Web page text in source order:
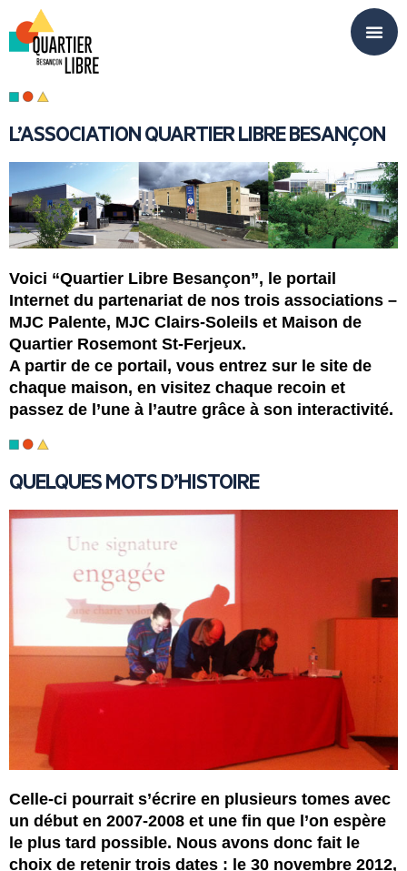
L’ASSOCIATION QUARTIER LIBRE BESANÇON
Voici “Quartier Libre Besançon”, le portail
Internet du partenariat de nos trois associations –
MJC Palente, MJC Clairs-Soleils et Maison de
Quartier Rosemont St-Ferjeux.
A partir de ce portail, vous entrez sur le site de
chaque maison, en visitez chaque recoin et
passez de l’une à l’autre grâce à son interactivité.
QUELQUES MOTS D’HISTOIRE
Celle-ci pourrait s’écrire en plusieurs tomes avec
un début en 2007-2008 et une fin que l’on espère
le plus tard possible. Nous avons donc fait le
choix de retenir trois dates : le 30 novembre 2012,
Panneau de gestion des cookies